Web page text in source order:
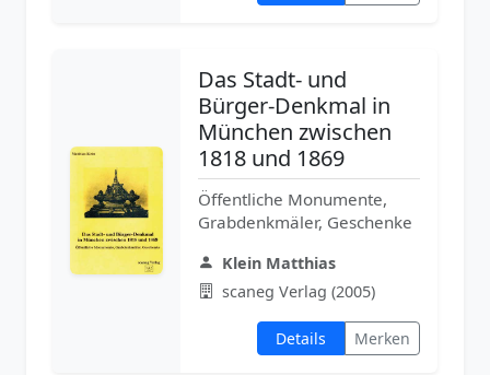
Das Stadt- und
Bürger-Denkmal in
München zwischen
1818 und 1869
Öffentliche Monumente,
Grabdenkmäler, Geschenke
Klein Matthias
scaneg Verlag (2005)
Details Merken